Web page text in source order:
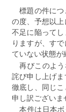
標題の件につ
の度、予想以
不足に陥って
りますが、す
ていない状態が
再びこのよう
詫び申し上げ
徹底し、同じ
申し訳ございま
本件は日本ボ